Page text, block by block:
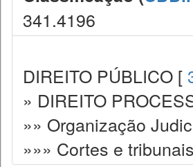
341.4196
DIREITO PÚBLICO [
» DIREITO
»» Organização
»»» Cortes e